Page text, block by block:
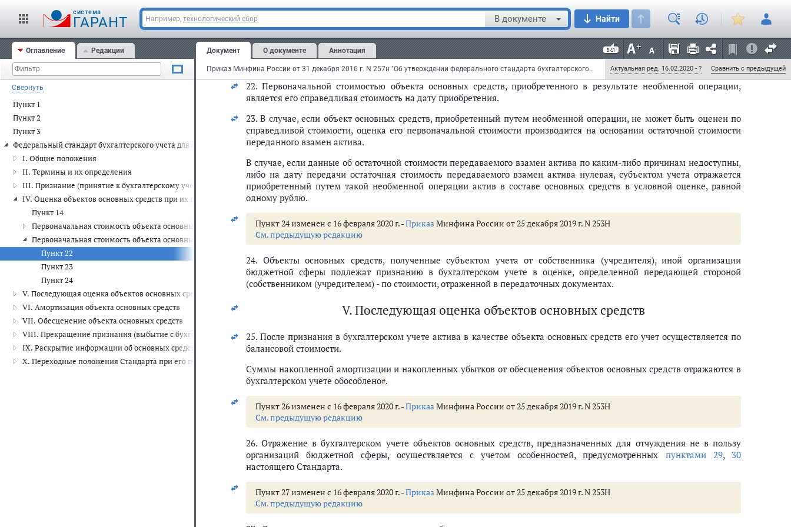
cистема
ГАРАНТ Например, технологический сбор В документе Найти
Оглавление Редакции
Свернуть
Пункт 1
Пункт 2
Пункт 3
Федеральный стандарт бухгалтерского учета для организаций государственного сектора "Основные средства"
I. Общие положения
II. Термины и их определения
III. Признание (принятие к бухгалтерскому учету) объектов основных средств
IV. Оценка объектов основных средств при их признании (принятию к бухгалтерскому учету)
Пункт 14
Первоначальная стоимость объекта основных средств, приобретенного в результате обменных операций или созданного субъектом учета
Первоначальная стоимость объекта основных средств, приобретенного в результате необменных операций
Пункт 22
Пункт 23
Пункт 24
V. Последующая оценка объектов основных средств
VI. Амортизация объекта основных средств
VII. Обесценение объекта основных средств
VIII. Прекращение признания (выбытие с бухгалтерского учета) объекта основных средств
IX. Раскрытие информации об основных средствах (результатах операций с ними) в бухгалтерской (финансовой) отчетности
X. Переходные положения Стандарта при его первом применении
Документ О документе Аннотация
Приказ Минфина России от 31 декабря 2016 г. N 257н "Об утверждении федерального стандарта бухгалтерского учета для организаций государственного сектора "Основные средства" (с изменениями и дополнениями) Актуальная ред. 16.02.2020 - ? Сравнить с предыдущей
приобретенный путем такой обменной операции актив в составе основных средств в условной оценке, равной одному
рублю.
Первоначальная стоимость объекта основных средств, приобретенного в
результате необменных операций
22. Первоначальной стоимостью объекта основных средств, приобретенного в результате необменной операции,
является его справедливая стоимость на дату приобретения.
23. В случае, если объект основных средств, приобретенный путем необменной операции, не может быть оценен по
справедливой стоимости, оценка его первоначальной стоимости производится на основании остаточной стоимости
переданного взамен актива.
В случае, если данные об остаточной стоимости передаваемого взамен актива по каким-либо причинам недоступны,
либо на дату передачи остаточная стоимость передаваемого взамен актива нулевая, субъектом учета отражается
приобретенный путем такой необменной операции актив в составе основных средств в условной оценке, равной
одному рублю.
Пункт 24 изменен с 16 февраля 2020 г. -Приказ Минфина России от 25 декабря 2019 г. N 253Н
См. предыдущую редакцию
24. Объекты основных средств, полученные субъектом учета от собственника (учредителя), иной организации
бюджетной сферы подлежат признанию в бухгалтерском учете в оценке, определенной передающей стороной
(собственником (учредителем) - по стоимости, отраженной в передаточных документах.
V. Последующая оценка объектов основных средств
25. После признания в бухгалтерском учете актива в качестве объекта основных средств его учет осуществляется по
балансовой стоимости.
Суммы накопленной амортизации и накопленных убытков от обесценения объектов основных средств отражаются в
бухгалтерском учете обособлено#.
Пункт 26 изменен с 16 февраля 2020 г. -Приказ Минфина России от 25 декабря 2019 г. N 253Н
См. предыдущую редакцию
26. Отражение в бухгалтерском учете объектов основных средств, предназначенных для отчуждения не в пользу
организаций бюджетной сферы, осуществляется с учетом особенностей, предусмотренных пунктами 29, 30
настоящего Стандарта.
Пункт 27 изменен с 16 февраля 2020 г. -Приказ Минфина России от 25 декабря 2019 г. N 253Н
См. предыдущую редакцию